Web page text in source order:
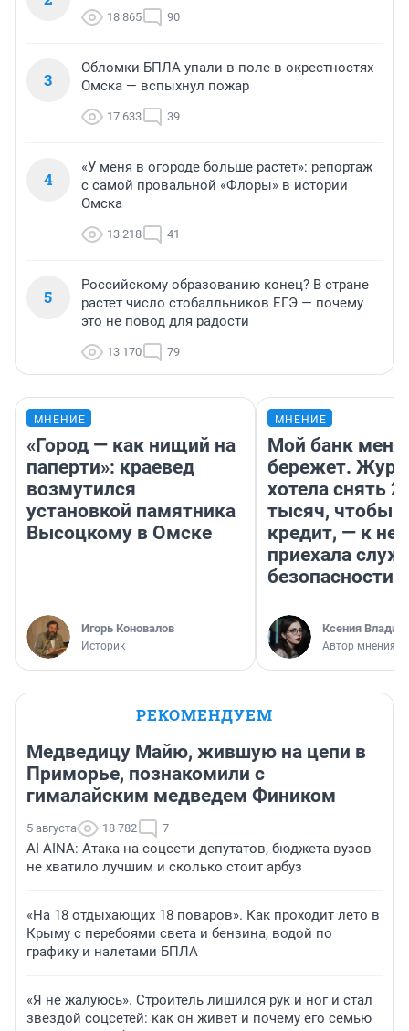
18 865 90
3
Обломки БПЛА упали в поле в окрестностях
Омска — вспыхнул пожар
17 633 39
4
«У меня в огороде больше растет»: репортаж
с самой провальной «Флоры» в истории
Омска
13 218 41
5
Российскому образованию конец? В стране
растет число стобалльников ЕГЭ — почему
это не повод для радости
13 170 79
МНЕНИЕ
«Город — как нищий на
паперти»: краевед
возмутился
установкой памятника
Высоцкому в Омске
Игорь Коновалов
Историк
МНЕНИЕ
Мой банк меня
бережет.
хотела снять
тысяч, чтобы
кредит, — к
приехала
безопасности
Ксения
Автор мнения
РЕКОМЕНДУЕМ
Медведицу Майю, жившую на цепи в
Приморье, познакомили с
гималайским медведем Фиником
5 августа 18 782 7
AI-AINA: Атака на соцсети депутатов, бюджета вузов
не хватило лучшим и сколько стоит арбуз
«На 18 отдыхающих 18 поваров». Как проходит лето в
Крыму с перебоями света и бензина, водой по
графику и налетами БПЛА
«Я не жалуюсь». Строитель лишился рук и ног и стал
звездой соцсетей: как он живет и почему его семью